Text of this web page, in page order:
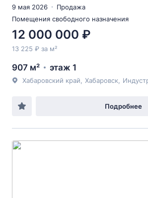
9 мая 2026
Продажа
Помещения свободного назначения
12 000 000 ₽
13 225 ₽ за м²
907 м² этаж 1
Хабаровский край Хабаровск
Подробнее